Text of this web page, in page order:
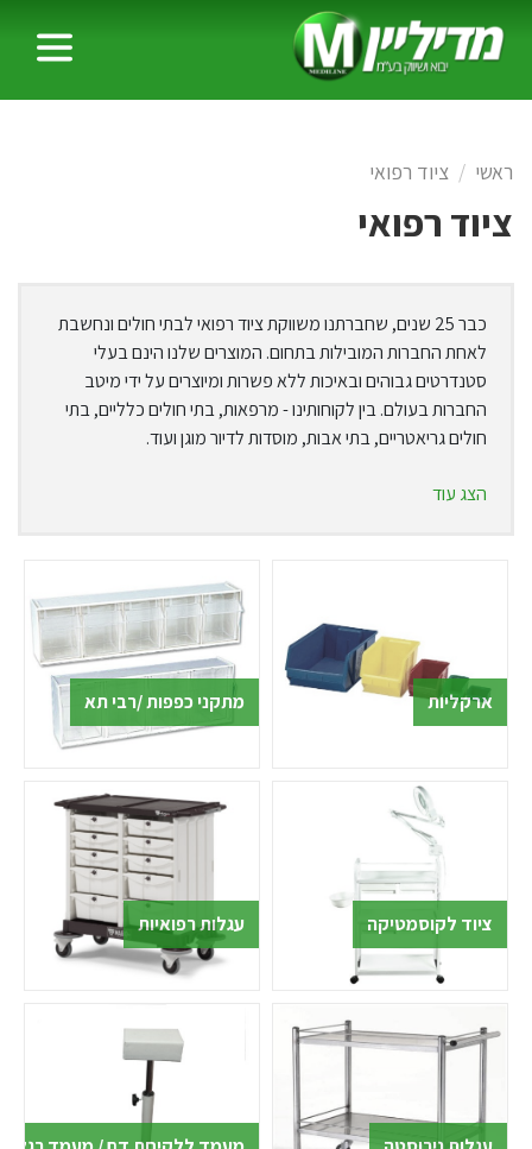
ראשי ציוד רפואי
ציוד רפואי
כבר 25 שנים, שחברתנו משווקת ציוד רפואי לבתי חולים ונחשבת
לאחת החברות המובילות בתחום. המוצרים שלנו הינם בעלי
סטנדרטים גבוהים ובאיכות ללא פשרות ומיוצרים על ידי מיטב
החברות בעולם. בין לקוחותינו - מרפאות, בתי חולים כלליים, בתי
חולים גריאטריים, בתי אבות, מוסדות לדיור מוגן ועוד.
בין הציוד הרפואי לבתי חולים שלנו תמצאו: פחי דוושה עמודי
כאשר הם שוכבים במיטה) ומוצרים רבים נוספים.
לקבלת הצעת מחיר לציוד רפואי במחירים אטרקטיביים
במיוחד,חייגו עכשיו: 072-2150309 או 072-2150308
הצג עוד
ארקליות מתקני כפפות /רבי תא
ציוד לקוסמטיקה עגלות רפואיות